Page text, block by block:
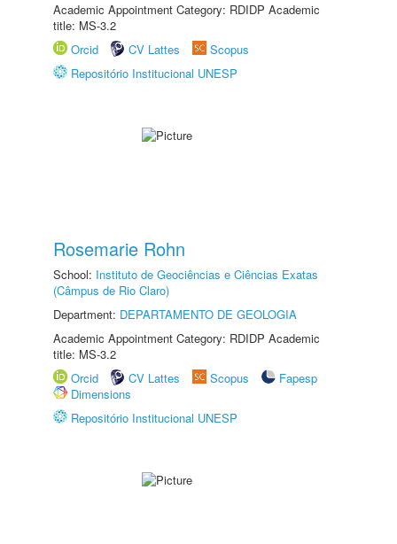
Academic Appointment Category: RDIDP Academic
title: MS-3.2
Orcid
CV Lattes
Scopus
Repositório Institucional UNESP
Rosemarie Rohn
School: Instituto de Geociências e Ciências Exatas
(Câmpus de Rio Claro)
Department: DEPARTAMENTO DE GEOLOGIA
Academic Appointment Category: RDIDP Academic
title: MS-3.2
Orcid
CV Lattes Scopus
Fapesp
Dimensions
Repositório Institucional UNESP